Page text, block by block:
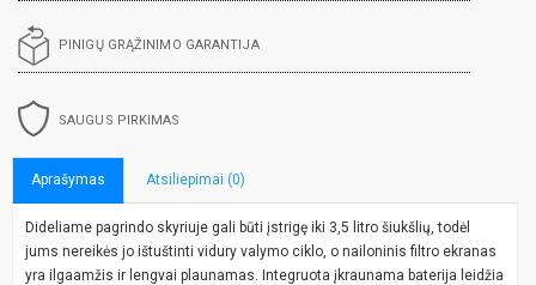
PINIGŲ GRĄŽINIMO GARANTIJA
SAUGUS PIRKIMAS
Aprašymas Atsiliepimai (0)
Dideliame pagrindo skyriuje gali būti įstrigę iki 3,5 litro šiukšlių, todėl
jums nereikės jo ištuštinti vidury valymo ciklo, o nailoninis filtro ekranas
yra ilgaamžis ir lengvai plaunamas. Integruota įkraunama baterija leidžia